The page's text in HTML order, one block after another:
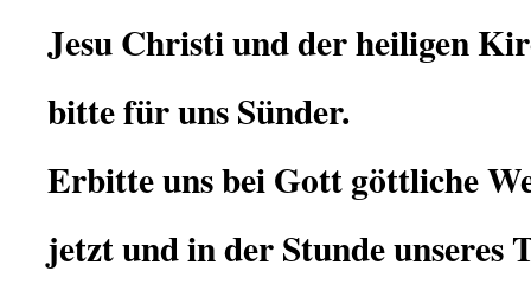
Jesu Christi und der heiligen
bitte für uns Sünder.
Erbitte uns bei Gott göttliche
jetzt und in der Stunde unseres